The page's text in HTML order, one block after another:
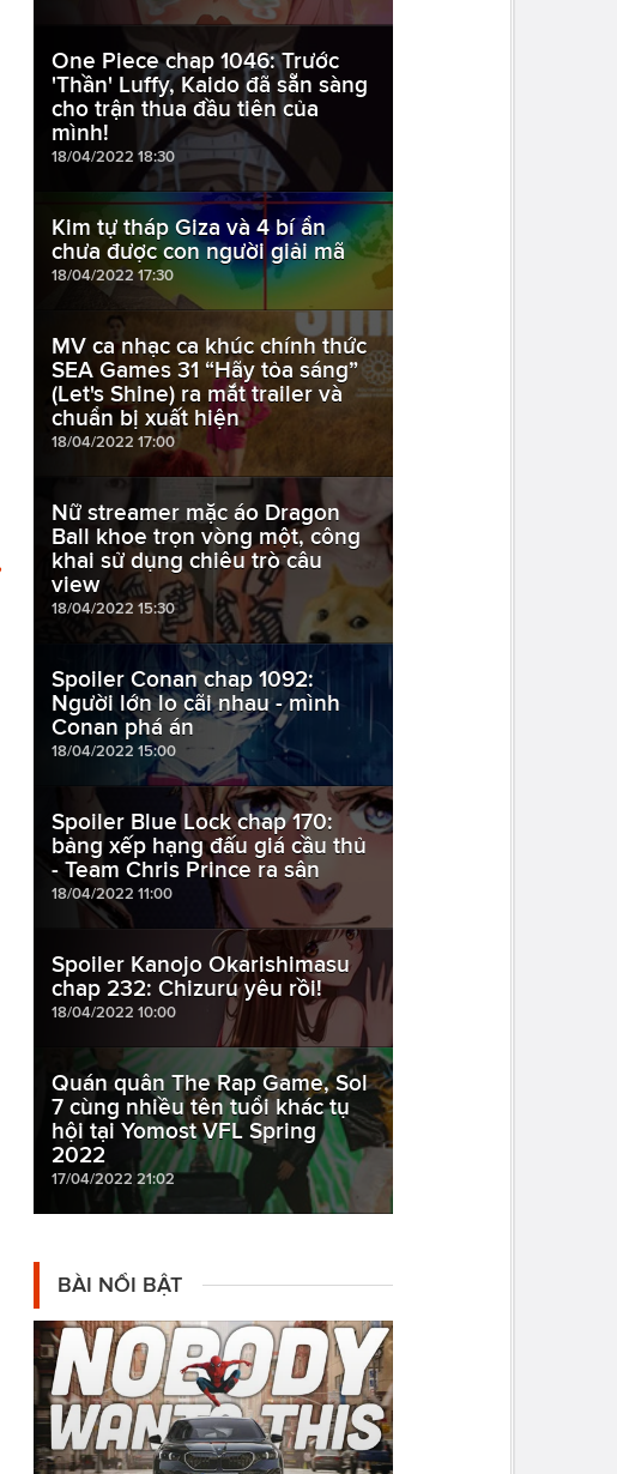
One Piece chap 1046: Trước
'Thần' Luffy, Kaido đã sẵn sàng
cho trận thua đầu tiên của
mình!
18/04/2022 18:30
Kim tự tháp Giza và 4 bí ẩn
chưa được con người giải mã
18/04/2022 17:30
MV ca nhạc ca khúc chính thức
SEA Games 31 “Hãy tỏa sáng”
(Let's Shine) ra mắt trailer và
chuẩn bị xuất hiện
18/04/2022 17:00
Nữ streamer mặc áo Dragon
Ball khoe trọn vòng một, công
khai sử dụng chiêu trò câu
view
18/04/2022 15:30
Spoiler Conan chap 1092:
Người lớn lo cãi nhau - mình
Conan phá án
18/04/2022 15:00
Spoiler Blue Lock chap 170:
bảng xếp hạng đấu giá cầu thủ
- Team Chris Prince ra sân
18/04/2022 11:00
Spoiler Kanojo Okarishimasu
chap 232: Chizuru yêu rồi!
18/04/2022 10:00
Quán quân The Rap Game, Sol
7 cùng nhiều tên tuổi khác tụ
hội tại Yomost VFL Spring
2022
17/04/2022 21:02
BÀI NỔI BẬT